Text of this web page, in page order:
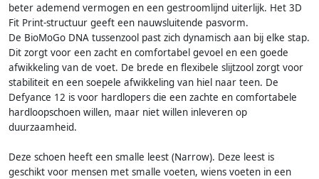
beter ademend vermogen en een gestroomlijnd uiterlijk. Het 3D
Fit Print-structuur geeft een nauwsluitende pasvorm.
De BioMoGo DNA tussenzool past zich dynamisch aan bij elke stap.
Dit zorgt voor een zacht en comfortabel gevoel en een goede
afwikkeling van de voet. De brede en flexibele slijtzool zorgt voor
stabiliteit en een soepele afwikkeling van hiel naar teen. De
Defyance 12 is voor hardlopers die een zachte en comfortabele
hardloopschoen willen, maar niet willen inleveren op
duurzaamheid.
Deze schoen heeft een smalle leest (Narrow). Deze leest is
geschikt voor mensen met smalle voeten, wiens voeten in een